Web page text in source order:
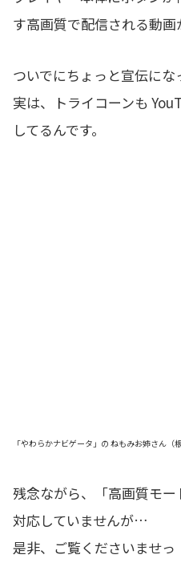
す高画質で配信される動画
ついでにちょっと宣伝に
実は、トライコーンも
してるんです。
「やわらかナビゲータ」の ねもみお姉さん（
残念ながら、「高画質モ
対応していませんが…
是非、ご覧くださいませっ